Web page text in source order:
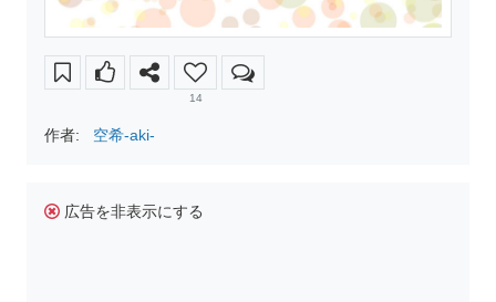
14
作者: 空希-aki-
広告を非表示にする